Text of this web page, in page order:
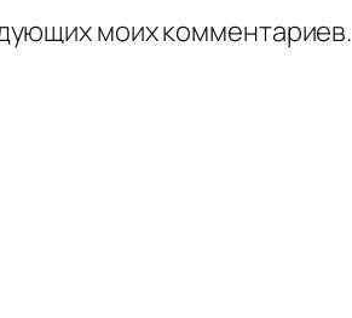
моих комментариев.